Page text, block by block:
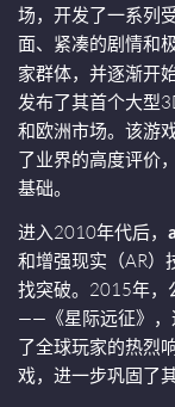
场，开发了一系列
面、紧凑的剧情和
家群体，并逐渐开
发布了其首个大型
和欧洲市场。该游
了业界的高度评价
基础。
进入2010年代后，
和增强现实（AR）
找突破。2015年，
——《星际远征》，
了全球玩家的热烈
戏，进一步巩固了